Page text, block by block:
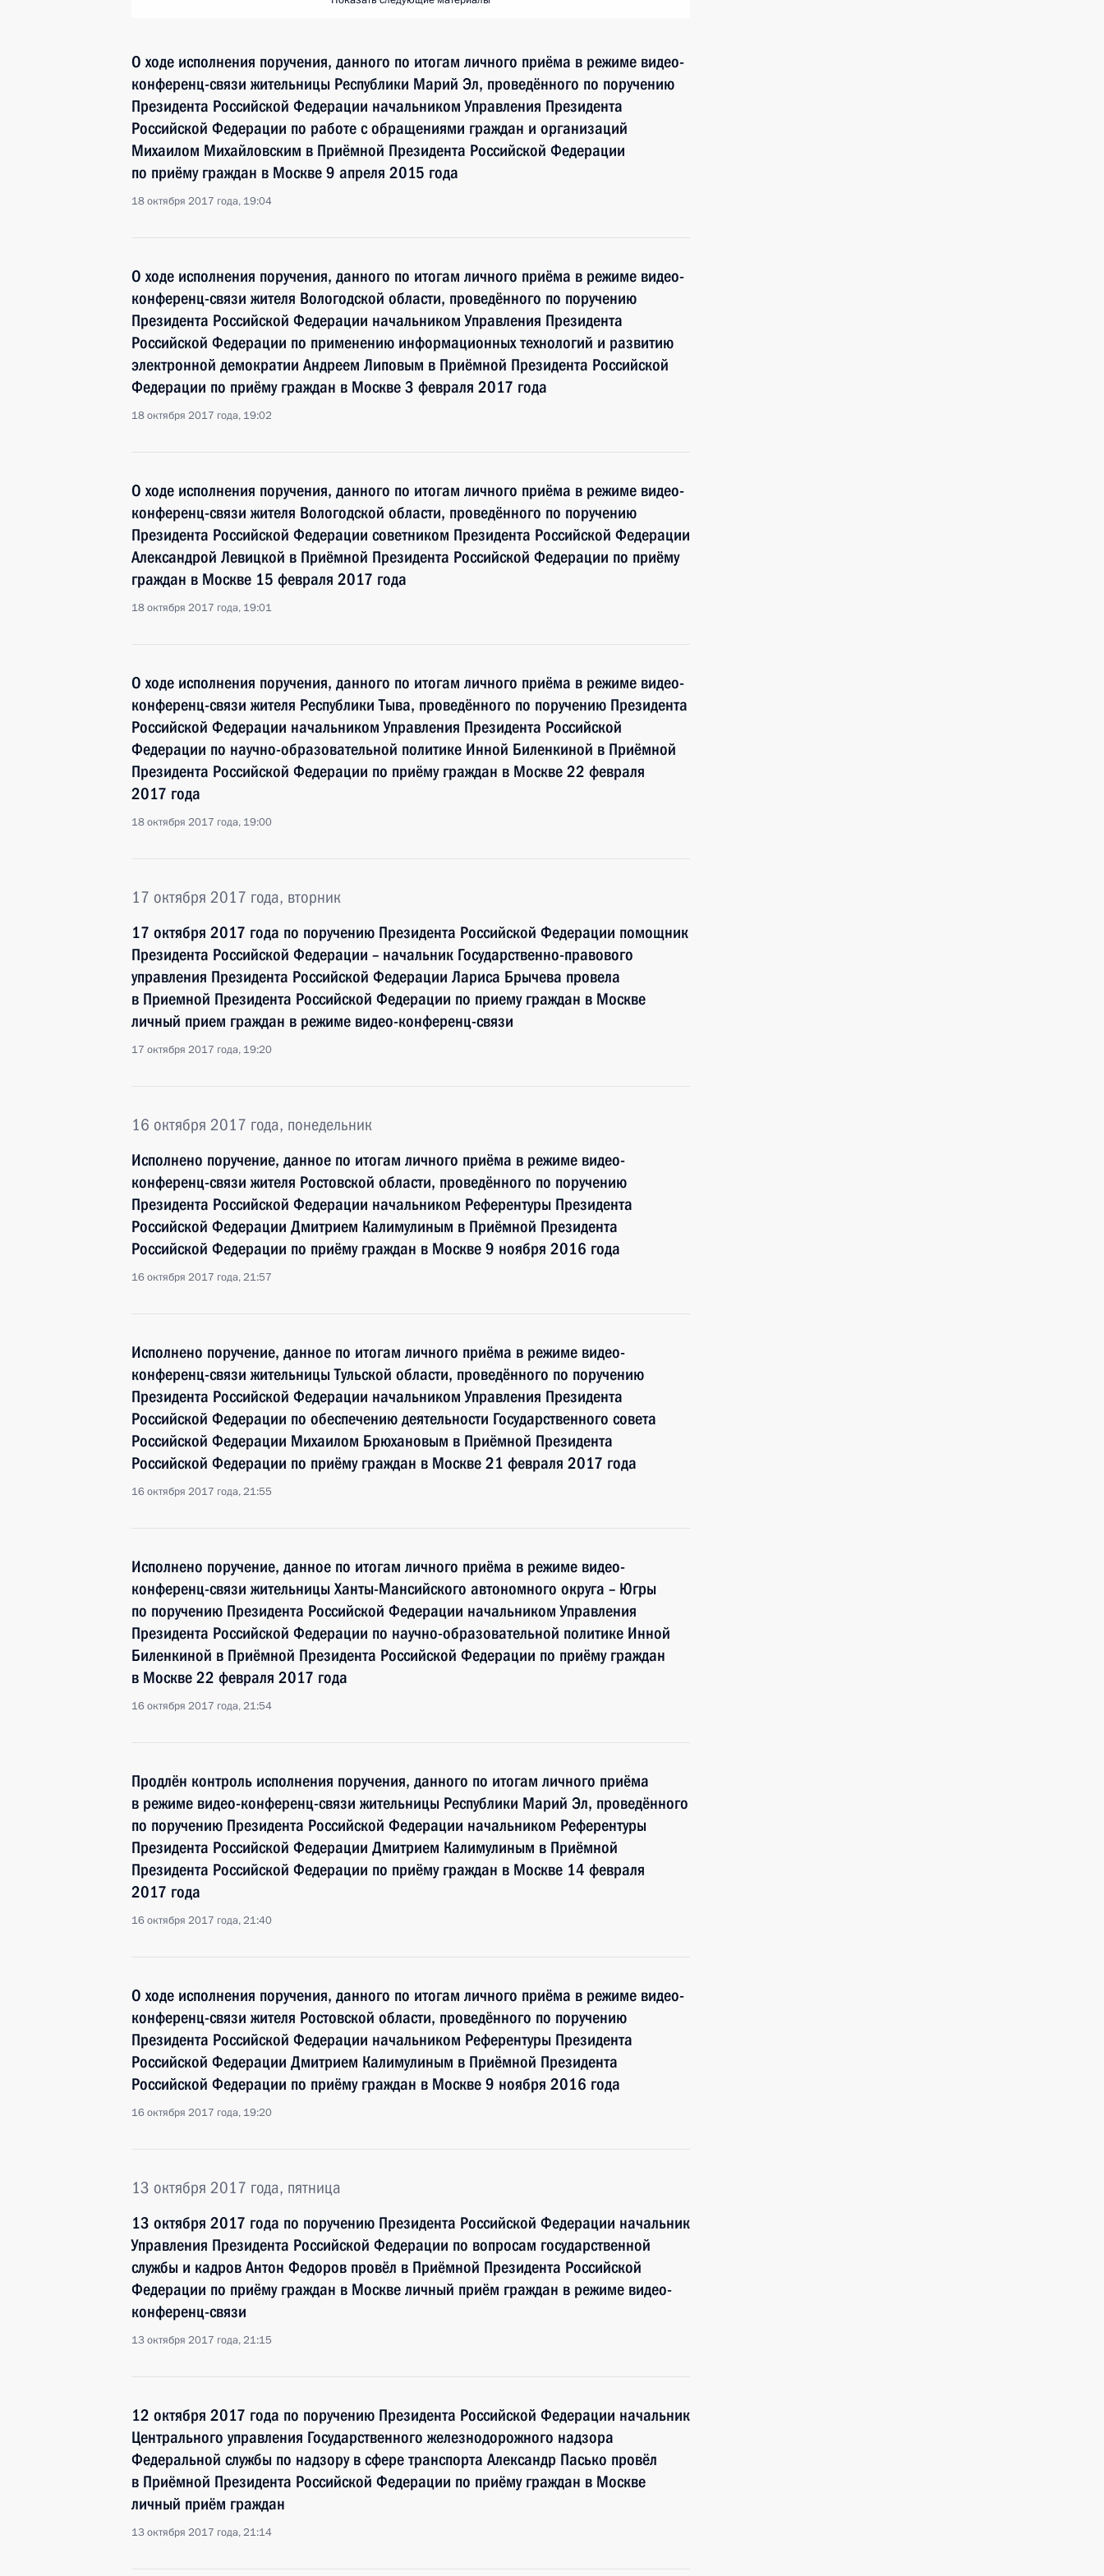
О ходе исполнения поручения, данного по итогам личного приёма в режиме видео-
конференц-связи жительницы Республики Марий Эл, проведённого по поручению
Президента Российской Федерации начальником Управления Президента
Российской Федерации по работе с обращениями граждан и организаций
Михаилом Михайловским в Приёмной Президента Российской Федерации
по приёму граждан в Москве 9 апреля 2015 года
18 октября 2017 года, 19:04
О ходе исполнения поручения, данного по итогам личного приёма в режиме видео-
конференц-связи жителя Вологодской области, проведённого по поручению
Президента Российской Федерации начальником Управления Президента
Российской Федерации по применению информационных технологий и развитию
электронной демократии Андреем Липовым в Приёмной Президента Российской
Федерации по приёму граждан в Москве 3 февраля 2017 года
18 октября 2017 года, 19:02
О ходе исполнения поручения, данного по итогам личного приёма в режиме видео-
конференц-связи жителя Вологодской области, проведённого по поручению
Президента Российской Федерации советником Президента Российской Федерации
Александрой Левицкой в Приёмной Президента Российской Федерации по приёму
граждан в Москве 15 февраля 2017 года
18 октября 2017 года, 19:01
О ходе исполнения поручения, данного по итогам личного приёма в режиме видео-
конференц-связи жителя Республики Тыва, проведённого по поручению Президента
Российской Федерации начальником Управления Президента Российской
Федерации по научно-образовательной политике Инной Биленкиной в Приёмной
Президента Российской Федерации по приёму граждан в Москве 22 февраля
2017 года
18 октября 2017 года, 19:00
17 октября 2017 года, вторник
17 октября 2017 года по поручению Президента Российской Федерации помощник
Президента Российской Федерации – начальник Государственно-правового
управления Президента Российской Федерации Лариса Брычева провела
в Приемной Президента Российской Федерации по приему граждан в Москве
личный прием граждан в режиме видео-конференц-связи
17 октября 2017 года, 19:20
16 октября 2017 года, понедельник
Исполнено поручение, данное по итогам личного приёма в режиме видео-
конференц-связи жителя Ростовской области, проведённого по поручению
Президента Российской Федерации начальником Референтуры Президента
Российской Федерации Дмитрием Калимулиным в Приёмной Президента
Российской Федерации по приёму граждан в Москве 9 ноября 2016 года
16 октября 2017 года, 21:57
Исполнено поручение, данное по итогам личного приёма в режиме видео-
конференц-связи жительницы Тульской области, проведённого по поручению
Президента Российской Федерации начальником Управления Президента
Российской Федерации по обеспечению деятельности Государственного совета
Российской Федерации Михаилом Брюхановым в Приёмной Президента
Российской Федерации по приёму граждан в Москве 21 февраля 2017 года
16 октября 2017 года, 21:55
Исполнено поручение, данное по итогам личного приёма в режиме видео-
конференц-связи жительницы Ханты-Мансийского автономного округа – Югры
по поручению Президента Российской Федерации начальником Управления
Президента Российской Федерации по научно-образовательной политике Инной
Биленкиной в Приёмной Президента Российской Федерации по приёму граждан
в Москве 22 февраля 2017 года
16 октября 2017 года, 21:54
Продлён контроль исполнения поручения, данного по итогам личного приёма
в режиме видео-конференц-связи жительницы Республики Марий Эл, проведённого
по поручению Президента Российской Федерации начальником Референтуры
Президента Российской Федерации Дмитрием Калимулиным в Приёмной
Президента Российской Федерации по приёму граждан в Москве 14 февраля
2017 года
16 октября 2017 года, 21:40
О ходе исполнения поручения, данного по итогам личного приёма в режиме видео-
конференц-связи жителя Ростовской области, проведённого по поручению
Президента Российской Федерации начальником Референтуры Президента
Российской Федерации Дмитрием Калимулиным в Приёмной Президента
Российской Федерации по приёму граждан в Москве 9 ноября 2016 года
16 октября 2017 года, 19:20
13 октября 2017 года, пятница
13 октября 2017 года по поручению Президента Российской Федерации начальник
Управления Президента Российской Федерации по вопросам государственной
службы и кадров Антон Федоров провёл в Приёмной Президента Российской
Федерации по приёму граждан в Москве личный приём граждан в режиме видео-
конференц-связи
13 октября 2017 года, 21:15
12 октября 2017 года по поручению Президента Российской Федерации начальник
Центрального управления Государственного железнодорожного надзора
Федеральной службы по надзору в сфере транспорта Александр Пасько провёл
в Приёмной Президента Российской Федерации по приёму граждан в Москве
личный приём граждан
13 октября 2017 года, 21:14